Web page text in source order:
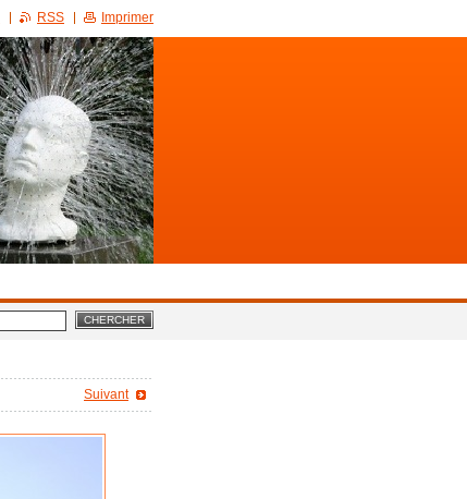
Suivant
RSS Imprimer